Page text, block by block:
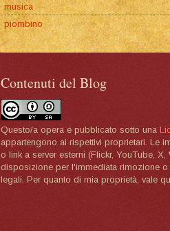
musica
piombino
Contenuti del Blog
Questo/a opera è pubblicato sotto una
appartengono ai rispettivi proprietari. Le
o link a server esterni (Flickr, YouTube,
disposizione per l'immediata rimozione
legali. Per quanto di mia proprietà, vale